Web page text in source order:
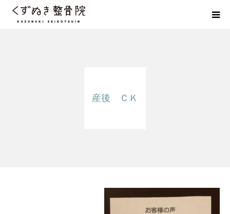
産後 ＣＫ
佐野市の交通事故治療 整骨院